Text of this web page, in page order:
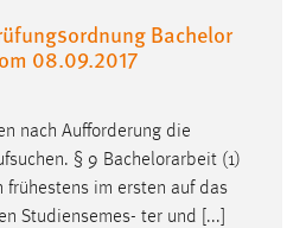
Bachelor
08.09.2017
nach Aufforderung die
§ 9 Bachelorarbeit (1)
frühestens im ersten auf das
Studiensemes- ter und [...]